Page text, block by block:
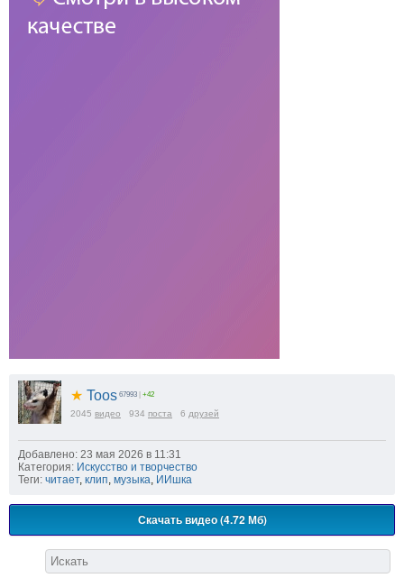
★ Toos 67993 | +42
2045 видео 934 поста 6 друзей
Добавлено: 23 мая 2026 в 11:31
Категория: Искусство и творчество
Теги: читает, клип музыка ИИшка
Скачать видео (4.72 Мб)